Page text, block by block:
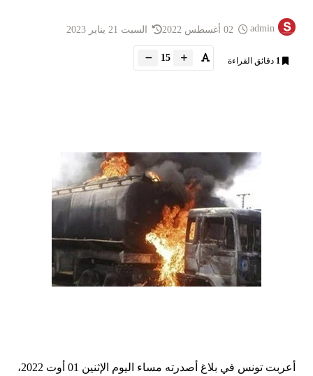
admin السبت 21 يناير 2023
1 دقائق القراءة 15
أعربت تونس في بلاغ أصدرته مساء اليوم الإثنين 01 أوت 2022،